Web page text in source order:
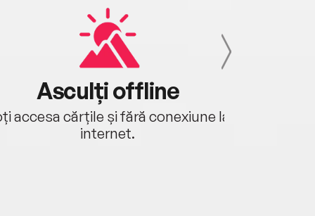
Asculți offline
accesa cărțile și fără conexiune la
internet.